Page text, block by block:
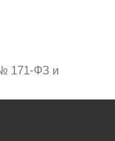
№ 171-ФЗ и